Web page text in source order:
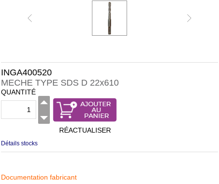
INGA400520
MECHE TYPE SDS D 22x610
QUANTITÉ
RÉACTUALISER
Détails stocks
Documentation fabricant